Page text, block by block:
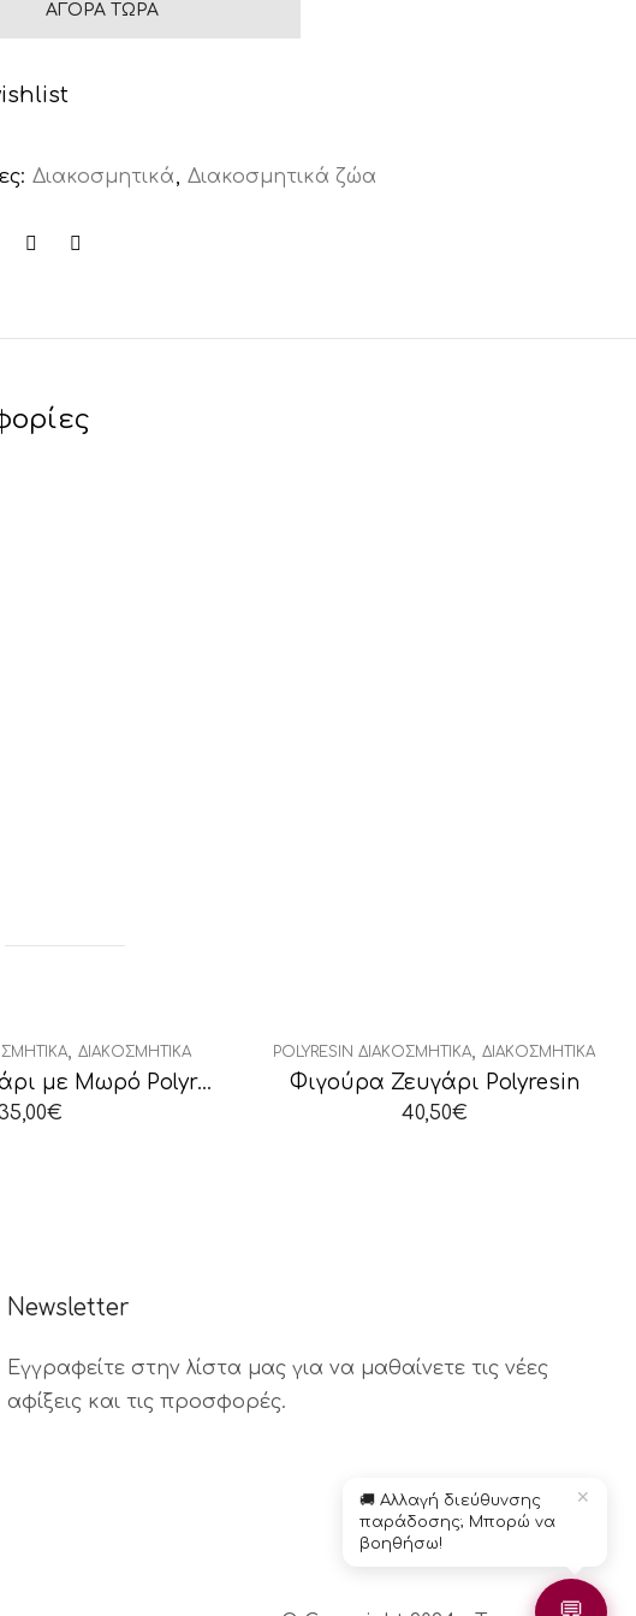
ΑΓΟΡΆ ΤΏΡΑ
Διακοσμητικά, Διακοσμητικά ζώα
, ΔΙΑΚΟΣΜΗΤΙΚΆ
Φιγούρα Ζευγάρι με Μωρό Polyresin
€
POLYRESIN ΔΙΑΚΟΣΜΗΤΙΚΆ, ΔΙΑΚΟΣΜΗΤΙΚΆ
Φιγούρα Ζευγάρι Polyresin
40,50€
Newsletter
Εγγραφείτε στην λίστα μας για να μαθαίνετε τις νέες
αφίξεις και τις προσφορές.
✕
🚚 Αλλαγή διεύθυνσης
παράδοσης; Μπορώ να
βοηθήσω!
Βοηθός Παραγγελιών
Διαθέσιμος τώρα